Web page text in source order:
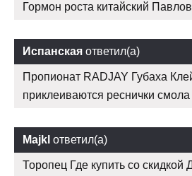
Гормон роста китайский
Испанская ответил(а)
Пропионат RADJAY Губаха
приклеиваются реснички
Majkl ответил(а)
Торопец Где купить со скидкой